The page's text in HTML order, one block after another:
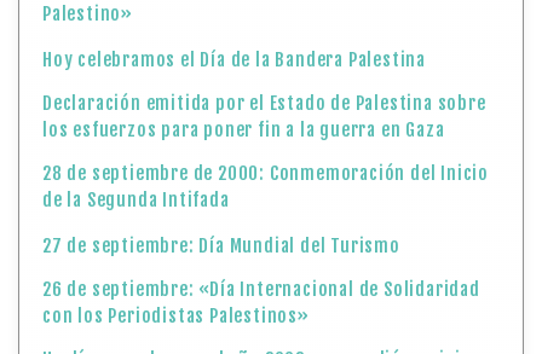
Palestino»
Hoy celebramos el Día de la Bandera Palestina
Declaración emitida por el Estado de Palestina sobre
los esfuerzos para poner fin a la guerra en Gaza
28 de septiembre de 2000: Conmemoración del Inicio
de la Segunda Intifada
27 de septiembre: Día Mundial del Turismo
26 de septiembre: «Día Internacional de Solidaridad
con los Periodistas Palestinos»